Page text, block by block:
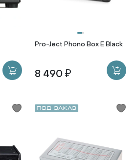
Pro-Ject Phono Box E Black
8 490 ₽
Под заказ